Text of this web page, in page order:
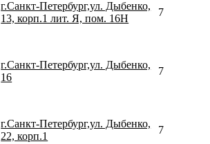
г.Санкт-Петербург,ул. Дыбенко,
13, корп.1 лит. Я, пом. 16Н
г.Санкт-Петербург,ул. Дыбенко,
16
г.Санкт-Петербург,ул. Дыбенко,
22, корп.1